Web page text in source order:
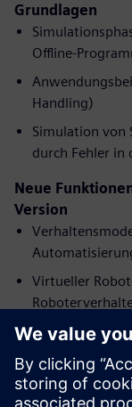
Grundlagen
Offline-
Handling)
Simulation von
durch Fehler in
Neue
Version
Virtueller
Simulation von
Neue
verbesserte